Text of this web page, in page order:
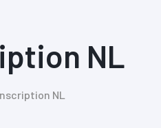
NL
NL